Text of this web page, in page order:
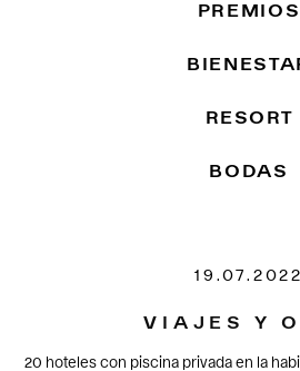
PREMIOS
RESORT
BODAS
19.07.2022
VIAJES Y
20 hoteles con piscina privada en la